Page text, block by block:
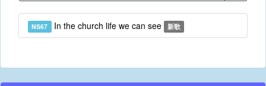
NS67 In the church life we can see 新歌